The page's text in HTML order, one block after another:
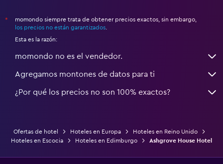
*
momondo siempre trata de obtener precios exactos, sin embargo,
los precios no están garantizados
Esta es la razón:
momondo no es el vendedor.
Agregamos montones de datos para ti
¿Por qué los precios no son 100% exactos?
Ofertas de hotel Hoteles en Europa
Hoteles en Reino Unido
Hoteles en Escocia
Hoteles en Edimburgo Ashgrove House Hotel